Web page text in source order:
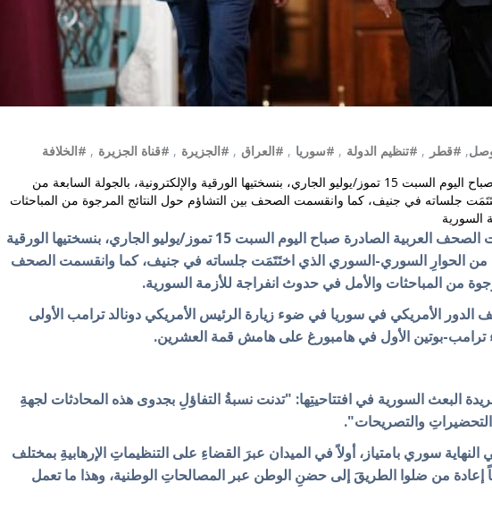
, #قطر , #تنظيم الدولة , #سوريا , #العراق , #الجزيرة , #قناة الجزيرة , #الخلافة
اهتمت الصحف العربية الصادرة صباح اليوم السبت 15 تموز/يوليو الجاري، بنسختيها الورقية والإلكترونية، بالجولة السابعة من
جلساته في جنيف، كما وانقسمت الصحف بين التشاؤم حول النتائج المرجوة من المباحثات
السورية
كييف/أوكرانيا بالعربية/اهتمت الصحف العربية الصادرة صباح اليوم السبت 15 تموز/يوليو الجاري، بنسختيها الورقية
من الحوارِ السوري-السوري الذي اختَتَمَت جلساته في جنيف، كما وانقسمت الصحف
من المباحثات والأمل في حدوث انفراجة للأزمة السورية.
الأمريكي في سوريا في ضوء زيارة الرئيس الأمريكي دونالد ترامب الأولى
ترامب-بوتين الأول في هامبورغ على هامش قمة العشرين.
7"، تقول جريدة البعث السورية في افتتاحيتِها: "تدنت نسبةُ التفاؤلِ بجدوى هذه المحادثات لجهةِ
والتصريحات".
سوري بامتياز، أولاً في الميدان عبرَ القضاءِ على التنظيماتِ الإرهابيةِ بمختلف
إعادة من ضلوا الطريقَ إلى حضنِ الوطن عبر المصالحاتِ الوطنية، وهذا ما تعمل